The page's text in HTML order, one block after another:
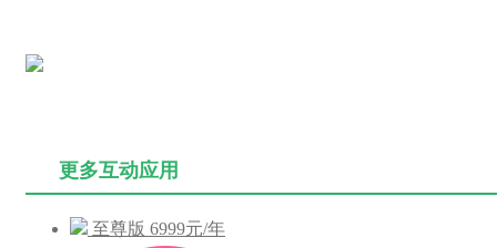
更多互动应用
至尊版 6999元/年